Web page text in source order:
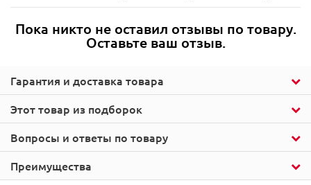
Этот товар из подборок
Гарантия и доставка товара
Пока никто не оставил отзывы по товару.
Оставьте ваш отзыв.
Вопросы и ответы по товару
Преимущества